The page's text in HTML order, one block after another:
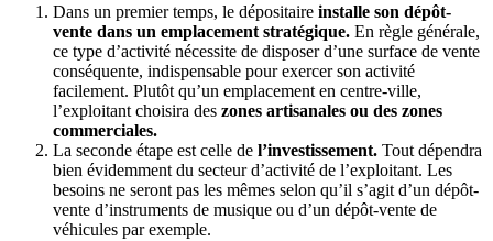
Dans un premier temps, le dépositaire installe son dépôt-
vente dans un emplacement stratégique. En règle générale,
ce type d’activité nécessite de disposer d’une surface de vente
conséquente, indispensable pour exercer son activité
facilement. Plutôt qu’un emplacement en centre-ville,
l’exploitant choisira des zones artisanales ou des zones
commerciales.
La seconde étape est celle de l’investissement. Tout dépendra
bien évidemment du secteur d’activité de l’exploitant. Les
besoins ne seront pas les mêmes selon qu’il s’agit d’un dépôt-
vente d’instruments de musique ou d’un dépôt-vente de
véhicules par exemple.